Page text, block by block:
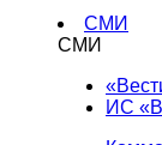
СМИ
СМИ
ИС